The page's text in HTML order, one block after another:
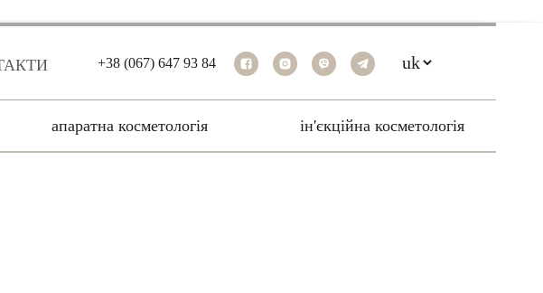
+38 (067) 647 93 84
апаратна коcметологія ін'єкційна косметологія